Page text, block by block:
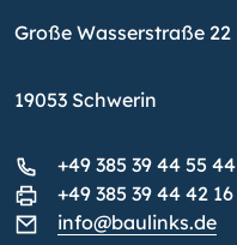
Große Wasserstraße 22
19053 Schwerin
+49 385 39 44 55 44
+49 385 39 44 42 16
info@baulinks.de